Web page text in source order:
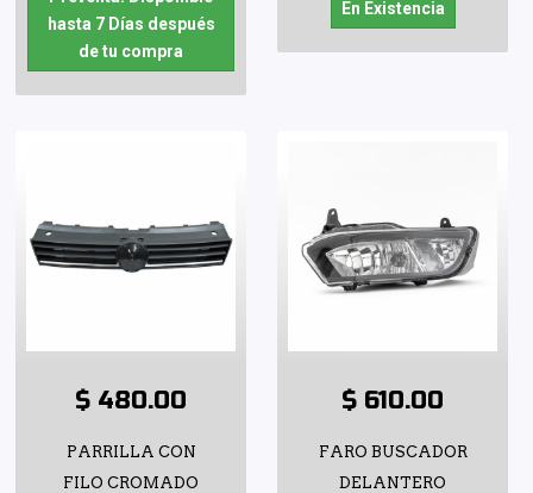
hasta 7 Días después
de tu compra
En Existencia
$ 480.00
PARRILLA CON
FILO CROMADO
$ 610.00
FARO BUSCADOR
DELANTERO